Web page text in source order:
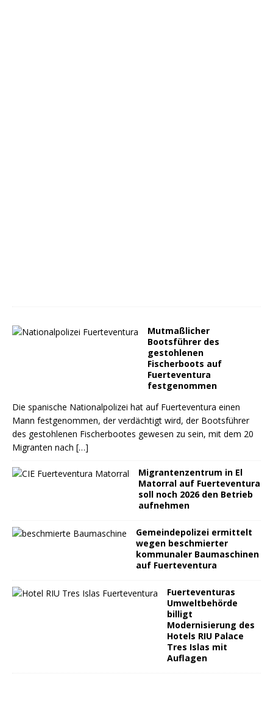
Mutmaßlicher
Bootsführer des
gestohlenen
Fischerboots auf
Fuerteventura
festgenommen
Die spanische Nationalpolizei hat auf Fuerteventura einen
Mann festgenommen, der verdächtigt wird, der Bootsführer
des gestohlenen Fischerbootes gewesen zu sein, mit dem 20
Migranten nach […]
Migrantenzentrum in El
Matorral auf Fuerteventura
soll noch 2026 den Betrieb
aufnehmen
Gemeindepolizei ermittelt
wegen beschmierter
kommunaler Baumaschinen
auf Fuerteventura
Fuerteventuras
Umweltbehörde
billigt
Modernisierung des
Hotels RIU Palace
Tres Islas mit
Auflagen